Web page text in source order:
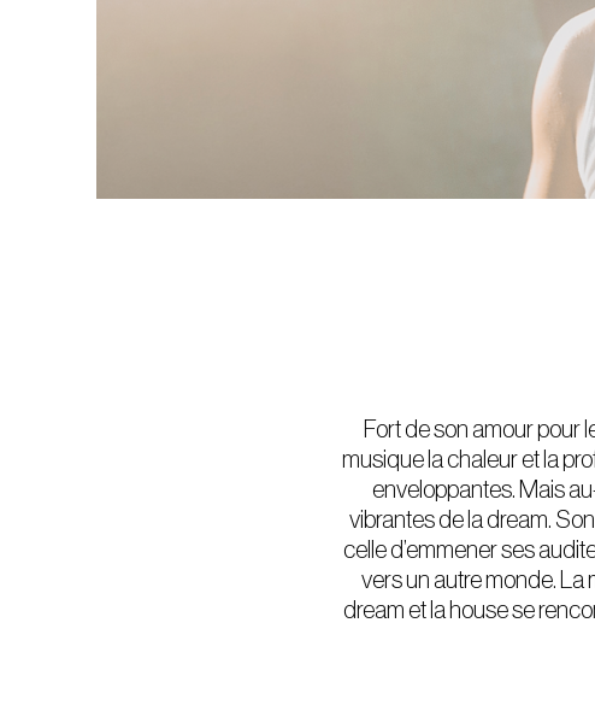
Fort de son amour pour
musique la chaleur et la
enveloppantes. Mais
vibrantes de la dream.
celle d’emmener ses
vers un autre monde. La
dream et la house se